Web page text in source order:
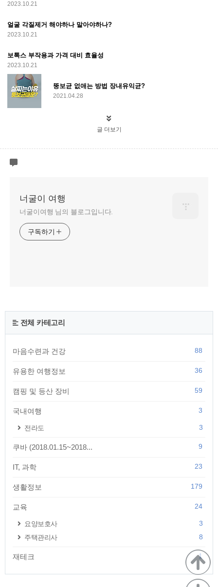
2023.10.21
얼굴 각질제거 해야하나 말아야하나?
2023.10.21
보톡스 부작용과 가격 대비 효율성
2023.10.21
뚱보균 없애는 방법 장내유익균?
2021.04.28
글 더보기
너굴이 여행
너굴이여행 님의 블로그입니다.
구독하기
전체 카테고리
마음수련과 건강 88
유용한 여행정보 36
캠핑 및 등산 장비 59
국내여행 3
전라도 3
쿠바 (2018.01.15~2018... 9
IT, 과학 23
생활정보 179
교육 24
요양보호사
3
주택관리사
8
재테크 1